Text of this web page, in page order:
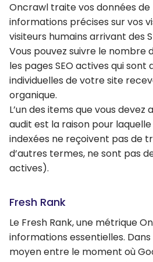
Oncrawl traite vos données
informations précises sur vos
visiteurs humains arrivant des
Vous pouvez suivre le nombre
les pages SEO actives qui sont
individuelles de votre site
organique.
L’un des items que vous devez
audit est la raison pour
indexées ne reçoivent pas de
d’autres termes, ne sont pas
actives).
Fresh Rank
Le Fresh Rank, une métrique
informations essentielles. Dans
moyen entre le moment où